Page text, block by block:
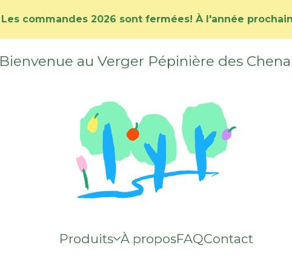
Les commandes 2026 sont fermées! À l'année
Bienvenue au Verger Pépinière des
Produits À proposFAQContact